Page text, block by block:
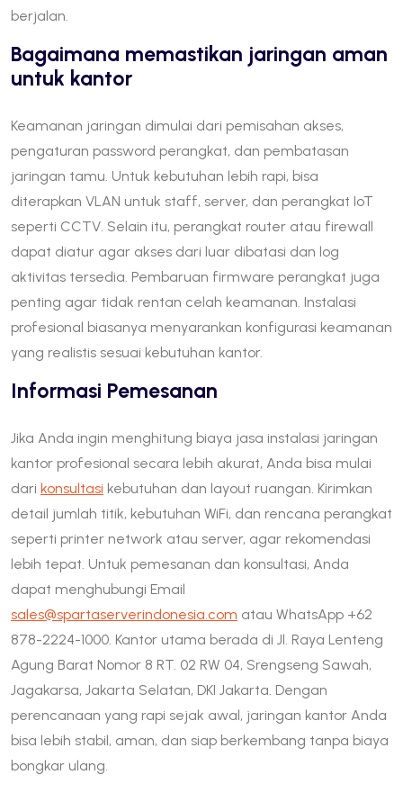
berjalan.
Bagaimana memastikan jaringan aman
untuk kantor
Keamanan jaringan dimulai dari pemisahan akses,
pengaturan password perangkat, dan pembatasan
jaringan tamu. Untuk kebutuhan lebih rapi, bisa
diterapkan VLAN untuk staff, server, dan perangkat IoT
seperti CCTV. Selain itu, perangkat router atau firewall
dapat diatur agar akses dari luar dibatasi dan log
aktivitas tersedia. Pembaruan firmware perangkat juga
penting agar tidak rentan celah keamanan. Instalasi
profesional biasanya menyarankan konfigurasi keamanan
yang realistis sesuai kebutuhan kantor.
Informasi Pemesanan
Jika Anda ingin menghitung biaya jasa instalasi jaringan
kantor profesional secara lebih akurat, Anda bisa mulai
dari konsultasi kebutuhan dan layout ruangan. Kirimkan
detail jumlah titik, kebutuhan WiFi, dan rencana perangkat
seperti printer network atau server, agar rekomendasi
lebih tepat. Untuk pemesanan dan konsultasi, Anda
dapat menghubungi Email
sales@spartaserverindonesia.com atau WhatsApp +62
878-2224-1000. Kantor utama berada di Jl. Raya Lenteng
Agung Barat Nomor 8 RT. 02 RW 04, Srengseng Sawah,
Jagakarsa, Jakarta Selatan, DKI Jakarta. Dengan
perencanaan yang rapi sejak awal, jaringan kantor Anda
bisa lebih stabil, aman, dan siap berkembang tanpa biaya
bongkar ulang.